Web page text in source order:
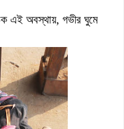
এই অবস্থায়, গভীর ঘুমে